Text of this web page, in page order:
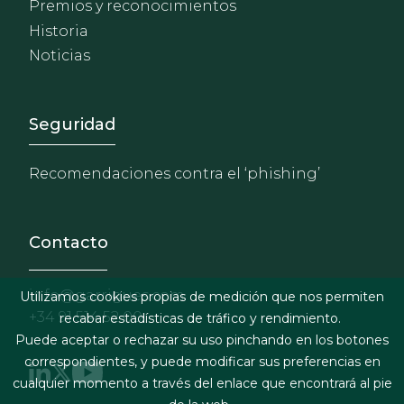
Premios y reconocimientos
Historia
Noticias
Footer - Extranet y
Seguridad
Recomendaciones contra el ‘phishing’
Contacto
info@garrigues.com
+34 91 514 52 00
Utilizamos cookies propias de medición que nos permiten
recabar estadísticas de tráfico y rendimiento.
Puede aceptar o rechazar su uso pinchando en los botones
correspondientes, y puede modificar sus preferencias en
cualquier momento a través del enlace que encontrará al pie